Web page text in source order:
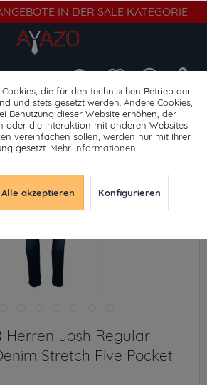
IN DER SALE KATEGORIE!
Herren Josh Regular
Stretch Five Pocket
die für den technischen Betrieb der
und stets gesetzt werden. Andere Cookies,
Benutzung dieser Website erhöhen, der
oder die Interaktion mit anderen Websites
vereinfachen sollen, werden nur mit Ihrer
gesetzt. Mehr Informationen
Alle akzeptieren Konfigurieren